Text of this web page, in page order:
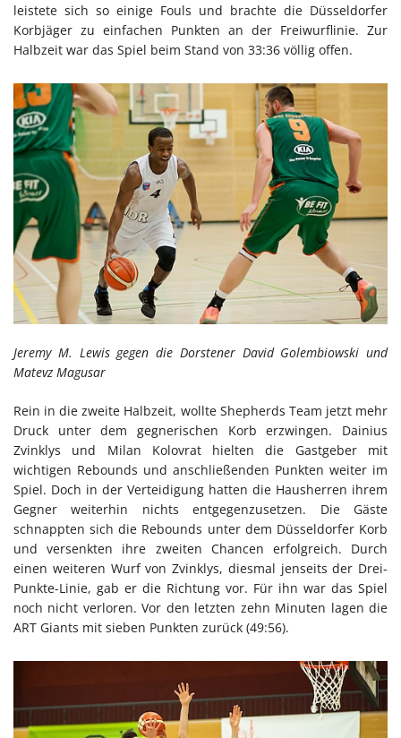
leistete sich so einige Fouls und brachte die Düsseldorfer
Korbjäger zu einfachen Punkten an der Freiwurflinie. Zur
Halbzeit war das Spiel beim Stand von 33:36 völlig offen.
Jeremy M. Lewis gegen die Dorstener David Golembiowski und
Matevz Magusar
Rein in die zweite Halbzeit, wollte Shepherds Team jetzt mehr
Druck unter dem gegnerischen Korb erzwingen. Dainius
Zvinklys und Milan Kolovrat hielten die Gastgeber mit
wichtigen Rebounds und anschließenden Punkten weiter im
Spiel. Doch in der Verteidigung hatten die Hausherren ihrem
Gegner weiterhin nichts entgegenzusetzen. Die Gäste
schnappten sich die Rebounds unter dem Düsseldorfer Korb
und versenkten ihre zweiten Chancen erfolgreich. Durch
einen weiteren Wurf von Zvinklys, diesmal jenseits der Drei-
Punkte-Linie, gab er die Richtung vor. Für ihn war das Spiel
noch nicht verloren. Vor den letzten zehn Minuten lagen die
ART Giants mit sieben Punkten zurück (49:56).